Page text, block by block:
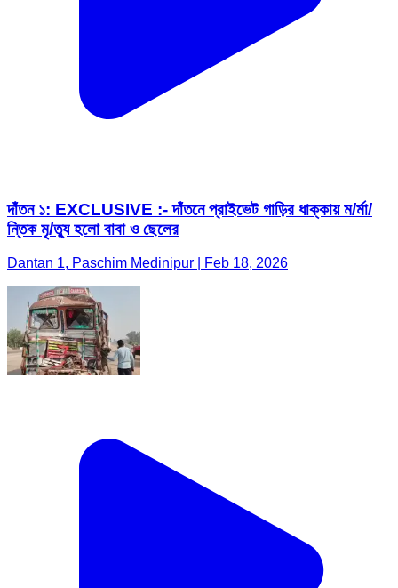
দাঁতন ১: EXCLUSIVE :- দাঁতনে প্রাইভেট গাড়ির ধাক্কায় ম/র্মা/
ন্তিক মৃ/ত্যু হলো বাবা ও ছেলের
Dantan 1, Paschim Medinipur | Feb 18, 2026